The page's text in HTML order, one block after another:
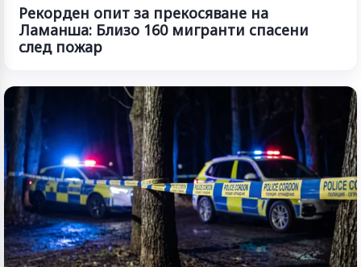
Рекорден опит за прекосяване на
Ламанша: Близо 160 мигранти спасени
след пожар